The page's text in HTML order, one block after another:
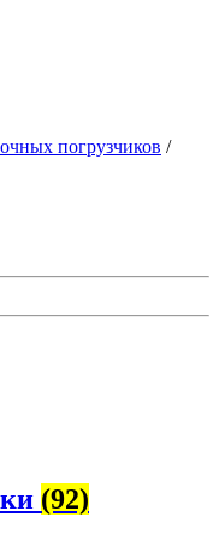
погрузчиков /
(92)